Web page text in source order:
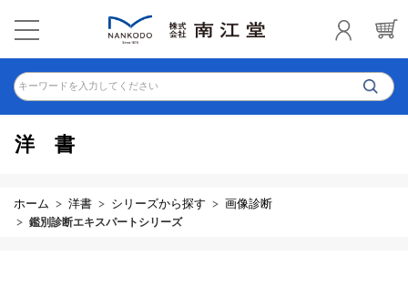
キーワードを入力してください
洋書
ホーム 洋書 シリーズから探す 画像診断
鑑別診断エキスパートシリーズ